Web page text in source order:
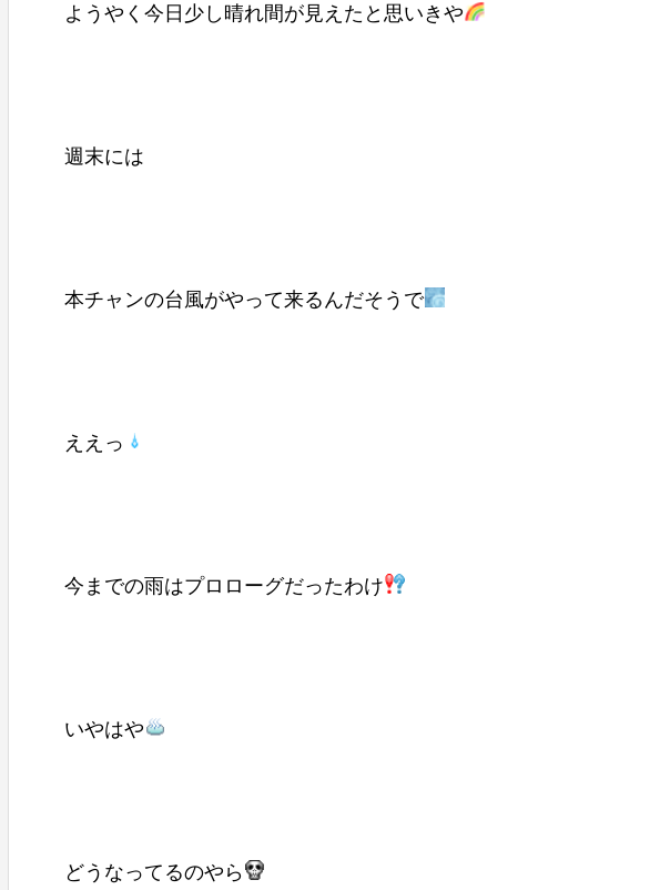
ようやく今日少し晴れ間が見えたと思いきや
週末には
本チャンの台風がやって来るんだそうで
ええっ
今までの雨はプロローグだったわけ
いやはや
どうなってるのやら